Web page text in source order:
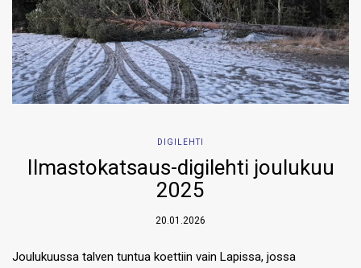
DIGILEHTI
Ilmastokatsaus-digilehti joulukuu
2025
20.01.2026
Joulukuussa talven tuntua koettiin vain Lapissa, jossa